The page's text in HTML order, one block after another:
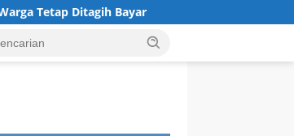
Lima Bulan Mengendap, Dugaan